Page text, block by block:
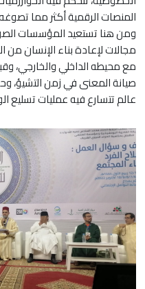
المنصات الرقمية أكثر مما
ومن هنا تستعيد المؤسسات
مجالات لإعادة بناء الإنسان من
مع محيطه الداخلي والخارجي،
صيانة المعنى في زمن التشيؤ،
عالم تتسارع فيه عمليات تسليع